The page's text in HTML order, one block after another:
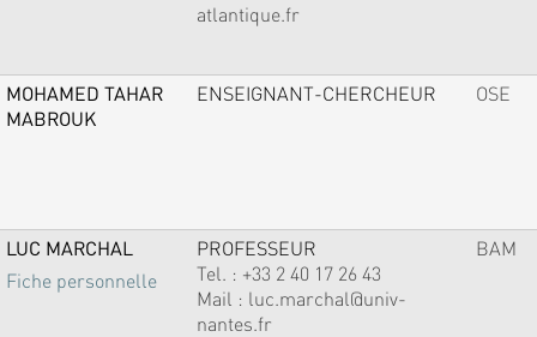
atlantique.fr
MOHAMED TAHAR
MABROUK
ENSEIGNANT-CHERCHEUR OSE
LUC MARCHAL
Fiche personnelle
PROFESSEUR
Tel. : +33 2 40 17 26 43
Mail : luc.marchal@univ-
nantes.fr
BAM